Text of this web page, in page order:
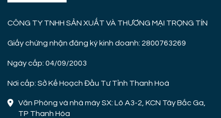
CÔNG TY TNHH SẢN XUẤT VÀ THƯƠNG MẠI TRỌNG TÍN
Giấy chứng nhận đăng ký kinh doanh: 2800763269
Ngày cấp: 04/09/2003
Nơi cấp: Sở Kế Hoạch Đầu Tư Tỉnh Thanh Hoá
Văn Phòng và nhà máy SX: Lô A3-2, KCN Tây Bắc Ga,
TP Thanh Hóa